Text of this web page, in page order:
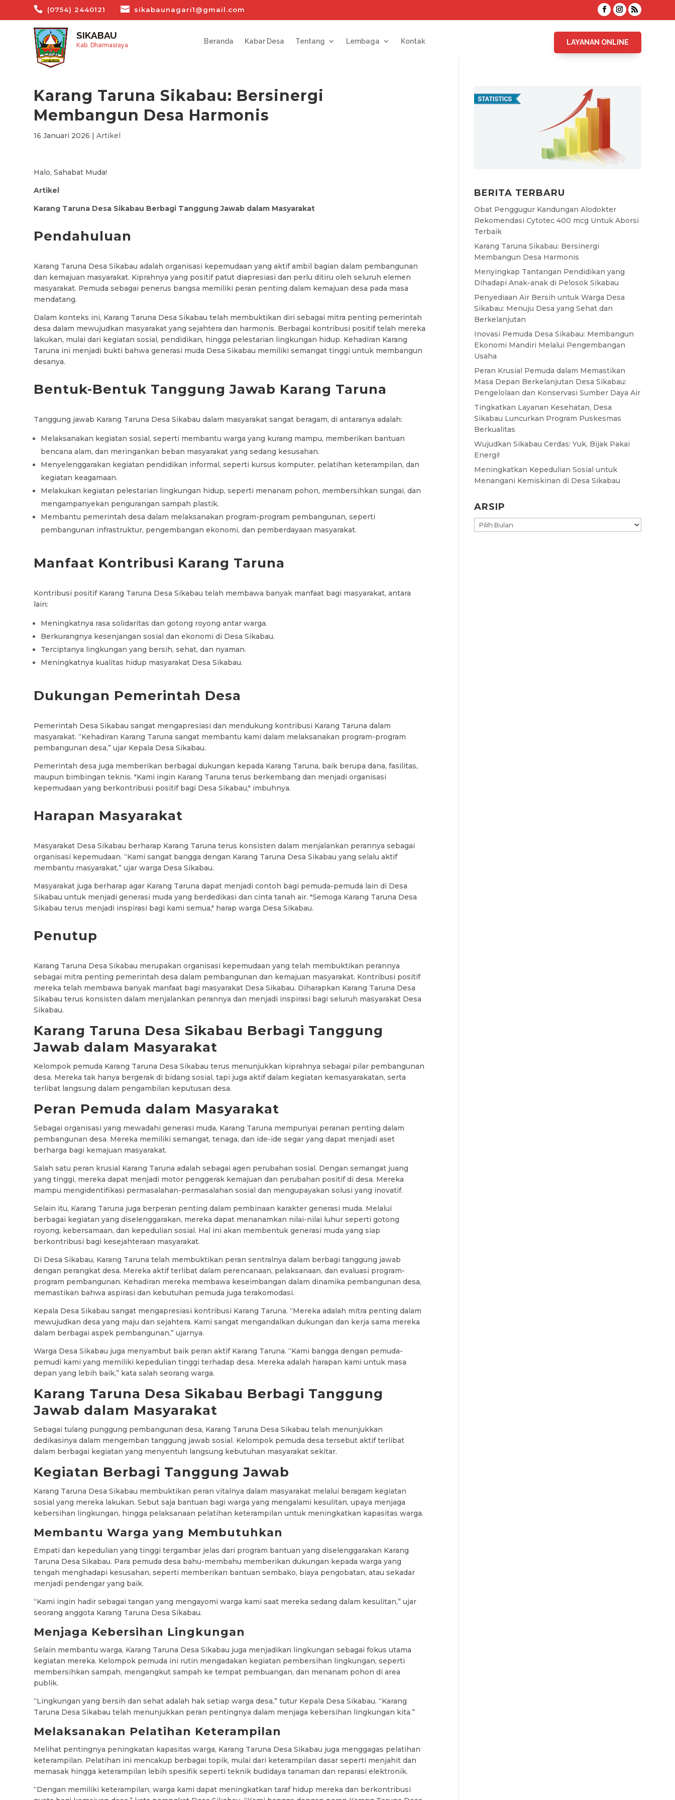
(0754) 2440121 sikabaunagari1@gmail.com
SIKABAU
Kab. Dharmasraya Beranda Kabar Desa Tentang Lembaga Kontak LAYANAN ONLINE
Karang Taruna Sikabau: Bersinergi
Membangun Desa Harmonis
16 Januari 2026 |Artikel
Halo, Sahabat Muda!
Artikel
Karang Taruna Desa Sikabau Berbagi Tanggung Jawab dalam Masyarakat
Pendahuluan
Karang Taruna Desa Sikabau adalah organisasi kepemudaan yang aktif ambil bagian dalam pembangunan
dan kemajuan masyarakat. Kiprahnya yang positif patut diapresiasi dan perlu ditiru oleh seluruh elemen
masyarakat. Pemuda sebagai penerus bangsa memiliki peran penting dalam kemajuan desa pada masa
mendatang.
Dalam konteks ini, Karang Taruna Desa Sikabau telah membuktikan diri sebagai mitra penting pemerintah
desa dalam mewujudkan masyarakat yang sejahtera dan harmonis. Berbagai kontribusi positif telah mereka
lakukan, mulai dari kegiatan sosial, pendidikan, hingga pelestarian lingkungan hidup. Kehadiran Karang
Taruna ini menjadi bukti bahwa generasi muda Desa Sikabau memiliki semangat tinggi untuk membangun
desanya.
Bentuk-Bentuk Tanggung Jawab Karang Taruna
Tanggung jawab Karang Taruna Desa Sikabau dalam masyarakat sangat beragam, di antaranya adalah:
Melaksanakan kegiatan sosial, seperti membantu warga yang kurang mampu, memberikan bantuan
bencana alam, dan meringankan beban masyarakat yang sedang kesusahan.
Menyelenggarakan kegiatan pendidikan informal, seperti kursus komputer, pelatihan keterampilan, dan
kegiatan keagamaan.
Melakukan kegiatan pelestarian lingkungan hidup, seperti menanam pohon, membersihkan sungai, dan
mengampanyekan pengurangan sampah plastik.
Membantu pemerintah desa dalam melaksanakan program-program pembangunan, seperti
pembangunan infrastruktur, pengembangan ekonomi, dan pemberdayaan masyarakat.
Manfaat Kontribusi Karang Taruna
Kontribusi positif Karang Taruna Desa Sikabau telah membawa banyak manfaat bagi masyarakat, antara
lain:
Meningkatnya rasa solidaritas dan gotong royong antar warga.
Berkurangnya kesenjangan sosial dan ekonomi di Desa Sikabau.
Terciptanya lingkungan yang bersih, sehat, dan nyaman.
Meningkatnya kualitas hidup masyarakat Desa Sikabau.
Dukungan Pemerintah Desa
Pemerintah Desa Sikabau sangat mengapresiasi dan mendukung kontribusi Karang Taruna dalam
masyarakat. “Kehadiran Karang Taruna sangat membantu kami dalam melaksanakan program-program
pembangunan desa,” ujar Kepala Desa Sikabau.
Pemerintah desa juga memberikan berbagai dukungan kepada Karang Taruna, baik berupa dana, fasilitas,
maupun bimbingan teknis. "Kami ingin Karang Taruna terus berkembang dan menjadi organisasi
kepemudaan yang berkontribusi positif bagi Desa Sikabau," imbuhnya.
Harapan Masyarakat
Masyarakat Desa Sikabau berharap Karang Taruna terus konsisten dalam menjalankan perannya sebagai
organisasi kepemudaan. “Kami sangat bangga dengan Karang Taruna Desa Sikabau yang selalu aktif
membantu masyarakat,” ujar warga Desa Sikabau.
Masyarakat juga berharap agar Karang Taruna dapat menjadi contoh bagi pemuda-pemuda lain di Desa
Sikabau untuk menjadi generasi muda yang berdedikasi dan cinta tanah air. "Semoga Karang Taruna Desa
Sikabau terus menjadi inspirasi bagi kami semua," harap warga Desa Sikabau.
Penutup
Karang Taruna Desa Sikabau merupakan organisasi kepemudaan yang telah membuktikan perannya
sebagai mitra penting pemerintah desa dalam pembangunan dan kemajuan masyarakat. Kontribusi positif
mereka telah membawa banyak manfaat bagi masyarakat Desa Sikabau. Diharapkan Karang Taruna Desa
Sikabau terus konsisten dalam menjalankan perannya dan menjadi inspirasi bagi seluruh masyarakat Desa
Sikabau.
Karang Taruna Desa Sikabau Berbagi Tanggung
Jawab dalam Masyarakat
Kelompok pemuda Karang Taruna Desa Sikabau terus menunjukkan kiprahnya sebagai pilar pembangunan
desa. Mereka tak hanya bergerak di bidang sosial, tapi juga aktif dalam kegiatan kemasyarakatan, serta
terlibat langsung dalam pengambilan keputusan desa.
Peran Pemuda dalam Masyarakat
Sebagai organisasi yang mewadahi generasi muda, Karang Taruna mempunyai peranan penting dalam
pembangunan desa. Mereka memiliki semangat, tenaga, dan ide-ide segar yang dapat menjadi aset
berharga bagi kemajuan masyarakat.
Salah satu peran krusial Karang Taruna adalah sebagai agen perubahan sosial. Dengan semangat juang
yang tinggi, mereka dapat menjadi motor penggerak kemajuan dan perubahan positif di desa. Mereka
mampu mengidentifikasi permasalahan-permasalahan sosial dan mengupayakan solusi yang inovatif.
Selain itu, Karang Taruna juga berperan penting dalam pembinaan karakter generasi muda. Melalui
berbagai kegiatan yang diselenggarakan, mereka dapat menanamkan nilai-nilai luhur seperti gotong
royong, kebersamaan, dan kepedulian sosial. Hal ini akan membentuk generasi muda yang siap
berkontribusi bagi kesejahteraan masyarakat.
Di Desa Sikabau, Karang Taruna telah membuktikan peran sentralnya dalam berbagi tanggung jawab
dengan perangkat desa. Mereka aktif terlibat dalam perencanaan, pelaksanaan, dan evaluasi program-
program pembangunan. Kehadiran mereka membawa keseimbangan dalam dinamika pembangunan desa,
memastikan bahwa aspirasi dan kebutuhan pemuda juga terakomodasi.
Kepala Desa Sikabau sangat mengapresiasi kontribusi Karang Taruna. “Mereka adalah mitra penting dalam
mewujudkan desa yang maju dan sejahtera. Kami sangat mengandalkan dukungan dan kerja sama mereka
dalam berbagai aspek pembangunan,” ujarnya.
Warga Desa Sikabau juga menyambut baik peran aktif Karang Taruna. “Kami bangga dengan pemuda-
pemudi kami yang memiliki kepedulian tinggi terhadap desa. Mereka adalah harapan kami untuk masa
depan yang lebih baik,” kata salah seorang warga.
Karang Taruna Desa Sikabau Berbagi Tanggung
Jawab dalam Masyarakat
Sebagai tulang punggung pembangunan desa, Karang Taruna Desa Sikabau telah menunjukkan
dedikasinya dalam mengemban tanggung jawab sosial. Kelompok pemuda desa tersebut aktif terlibat
dalam berbagai kegiatan yang menyentuh langsung kebutuhan masyarakat sekitar.
Kegiatan Berbagi Tanggung Jawab
Karang Taruna Desa Sikabau membuktikan peran vitalnya dalam masyarakat melalui beragam kegiatan
sosial yang mereka lakukan. Sebut saja bantuan bagi warga yang mengalami kesulitan, upaya menjaga
kebersihan lingkungan, hingga pelaksanaan pelatihan keterampilan untuk meningkatkan kapasitas warga.
Membantu Warga yang Membutuhkan
Empati dan kepedulian yang tinggi tergambar jelas dari program bantuan yang diselenggarakan Karang
Taruna Desa Sikabau. Para pemuda desa bahu-membahu memberikan dukungan kepada warga yang
tengah menghadapi kesusahan, seperti memberikan bantuan sembako, biaya pengobatan, atau sekadar
menjadi pendengar yang baik.
“Kami ingin hadir sebagai tangan yang mengayomi warga kami saat mereka sedang dalam kesulitan,” ujar
seorang anggota Karang Taruna Desa Sikabau.
Menjaga Kebersihan Lingkungan
Selain membantu warga, Karang Taruna Desa Sikabau juga menjadikan lingkungan sebagai fokus utama
kegiatan mereka. Kelompok pemuda ini rutin mengadakan kegiatan pembersihan lingkungan, seperti
membersihkan sampah, mengangkut sampah ke tempat pembuangan, dan menanam pohon di area
publik.
“Lingkungan yang bersih dan sehat adalah hak setiap warga desa,” tutur Kepala Desa Sikabau. “Karang
Taruna Desa Sikabau telah menunjukkan peran pentingnya dalam menjaga kebersihan lingkungan kita.”
Melaksanakan Pelatihan Keterampilan
Melihat pentingnya peningkatan kapasitas warga, Karang Taruna Desa Sikabau juga menggagas pelatihan
keterampilan. Pelatihan ini mencakup berbagai topik, mulai dari keterampilan dasar seperti menjahit dan
memasak hingga keterampilan lebih spesifik seperti teknik budidaya tanaman dan reparasi elektronik.
“Dengan memiliki keterampilan, warga kami dapat meningkatkan taraf hidup mereka dan berkontribusi
BERITA TERBARU
Obat Penggugur Kandungan Alodokter
Rekomendasi Cytotec 400 mcg Untuk Aborsi
Terbaik
Karang Taruna Sikabau: Bersinergi
Membangun Desa Harmonis
Menyingkap Tantangan Pendidikan yang
Dihadapi Anak-anak di Pelosok Sikabau
Penyediaan Air Bersih untuk Warga Desa
Sikabau: Menuju Desa yang Sehat dan
Berkelanjutan
Inovasi Pemuda Desa Sikabau: Membangun
Ekonomi Mandiri Melalui Pengembangan
Usaha
Peran Krusial Pemuda dalam Memastikan
Masa Depan Berkelanjutan Desa Sikabau:
Pengelolaan dan Konservasi Sumber Daya Air
Tingkatkan Layanan Kesehatan, Desa
Sikabau Luncurkan Program Puskesmas
Berkualitas
Wujudkan Sikabau Cerdas: Yuk, Bijak Pakai
Energi!
Meningkatkan Kepedulian Sosial untuk
Menangani Kemiskinan di Desa Sikabau
ARSIP
ARSIP